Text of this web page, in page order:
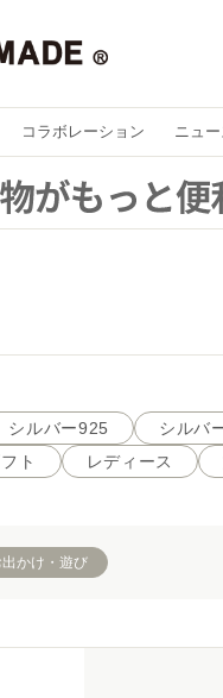
コラボレーション ニュ
シルバー925 シルバ
ト レディース
出かけ・遊び